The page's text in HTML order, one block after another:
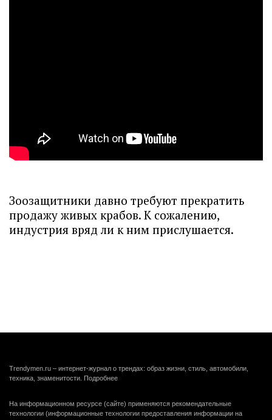
Зоозащитники давно требуют прекратить
продажу живых крабов. К сожалению,
индустрия вряд ли к ним прислушается.
Trendymen.ru – интернет-журнал о трендах: образ жизни, стиль, автомобили,
техника, знаменитости. Подробнее
На информационном ресурсе (сайте) применяются рекомендательные
технологии (информационные технологии предоставления информации на